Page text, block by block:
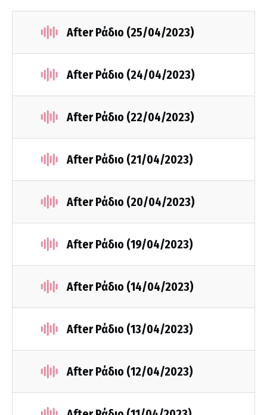
After Ράδιο (25/04/2023)
After Ράδιο (24/04/2023)
After Ράδιο (22/04/2023)
After Ράδιο (21/04/2023)
After Ράδιο (20/04/2023)
After Ράδιο (19/04/2023)
After Ράδιο (14/04/2023)
After Ράδιο (13/04/2023)
After Ράδιο (12/04/2023)